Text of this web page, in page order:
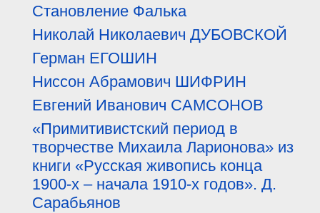
Становление Фалька
Николай Николаевич ДУБОВСКОЙ
Герман ЕГОШИН
Ниссон Абрамович ШИФРИН
Евгений Иванович САМСОНОВ
«Примитивистский период в
творчестве Михаила Ларионова» из
книги «Русская живопись конца
1900-х – начала 1910-х годов». Д.
Сарабьянов